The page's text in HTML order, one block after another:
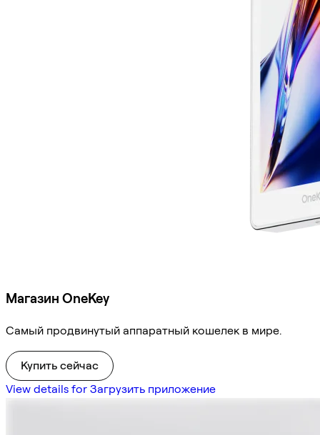
Магазин OneKey
Самый продвинутый аппаратный кошелек в мире.
Купить сейчас
View details for Загрузить приложение